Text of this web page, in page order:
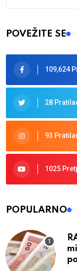
Type 2 or more
POVEŽITE SE
109,624
28
93
1025
POPULARNO